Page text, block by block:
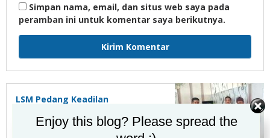
Simpan nama, email, dan situs web saya pada
peramban ini untuk komentar saya berikutnya.
LSM Pedang Keadilan
dengan Kesbangpol Lampung
Enjoy this blog? Please spread the